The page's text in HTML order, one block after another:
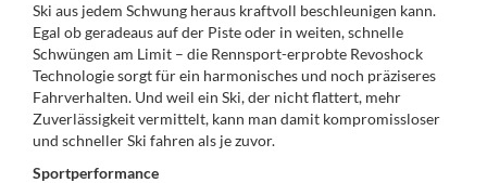
Ski aus jedem Schwung heraus kraftvoll beschleunigen kann.
Egal ob geradeaus auf der Piste oder in weiten, schnelle
Schwüngen am Limit – die Rennsport-erprobte Revoshock
Technologie sorgt für ein harmonisches und noch präziseres
Fahrverhalten. Und weil ein Ski, der nicht flattert, mehr
Zuverlässigkeit vermittelt, kann man damit kompromissloser
und schneller Ski fahren als je zuvor.
Sportperformance